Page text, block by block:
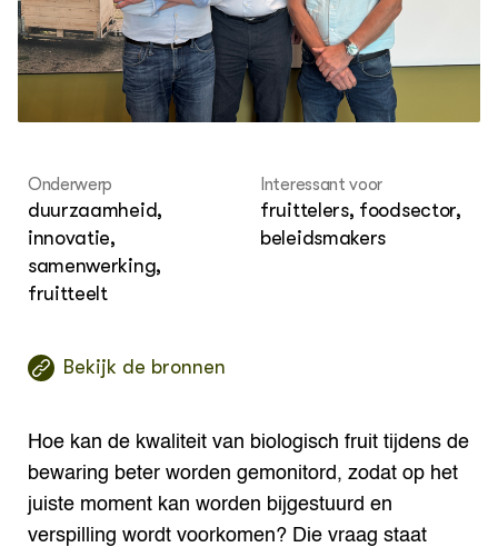
Onderwerp
duurzaamheid,
innovatie,
samenwerking,
fruitteelt
Interessant voor
fruittelers, foodsector,
beleidsmakers
Bekijk de bronnen
Hoe kan de kwaliteit van biologisch fruit tijdens de
bewaring beter worden gemonitord, zodat op het
juiste moment kan worden bijgestuurd en
verspilling wordt voorkomen? Die vraag staat